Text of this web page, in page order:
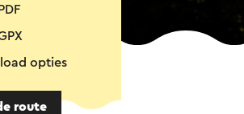
opties
route